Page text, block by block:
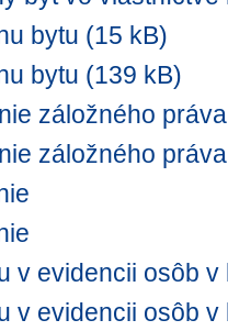
bytu (15 kB)
bytu (139 kB)
záložného
záložného
v evidencii osôb v
v evidencii osôb v